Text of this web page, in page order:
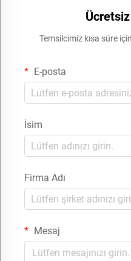
Temsilcimiz kısa süre
E-posta
İsim
Firma Adı
Mesaj